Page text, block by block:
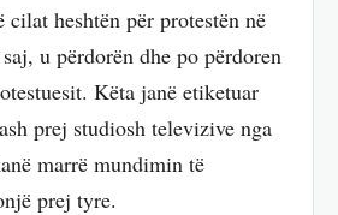
cilat heshtën për protestën në
u përdorën dhe po përdoren
Këta janë etiketuar
prej studiosh televizive nga
marrë mundimin të
prej tyre.